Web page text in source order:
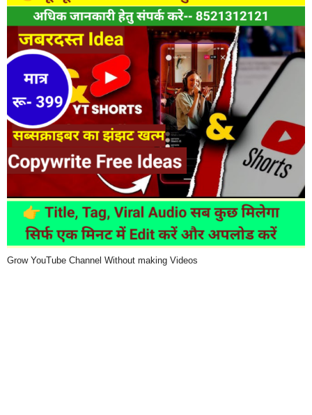
Grow YouTube Channel Without making Videos